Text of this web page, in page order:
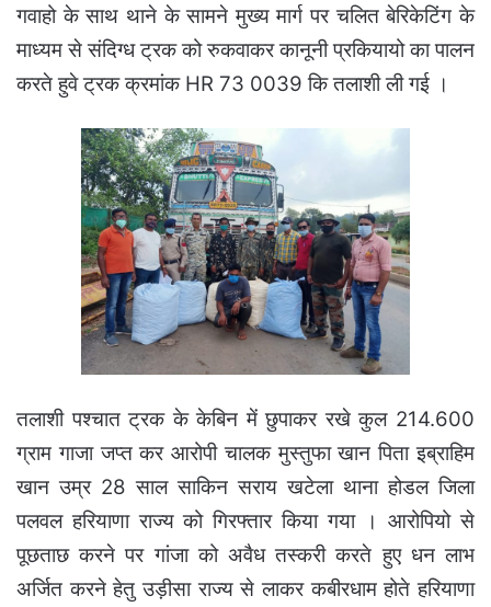
गवाहो के साथ थाने के सामने मुख्य मार्ग पर चलित बेरिकेटिंग के
माध्यम से संदिग्ध ट्रक को रुकवाकर कानूनी प्रकियायो का पालन
करते हुवे ट्रक क्रमांक HR 73 0039 कि तलाशी ली गई ।
तलाशी पश्चात ट्रक के केबिन में छुपाकर रखे कुल 214.600
ग्राम गाजा जप्त कर आरोपी चालक मुस्तुफा खान पिता इब्राहिम
खान उम्र 28 साल साकिन सराय खटेला थाना होडल जिला
पलवल हरियाणा राज्य को गिरफ्तार किया गया ।आरोपियो से
पूछताछ करने पर गांजा को अवैध तस्करी करते हुए धन लाभ
अर्जित करने हेतु उड़ीसा राज्य से लाकर कबीरधाम होते हरियाणा